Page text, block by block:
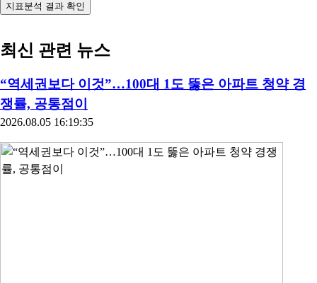
지표분석 결과 확인
최신 관련 뉴스
“역세권보다 이것”…100대 1도 뚫은 아파트 청약 경
쟁률, 공통점이
2026.08.05 16:19:35